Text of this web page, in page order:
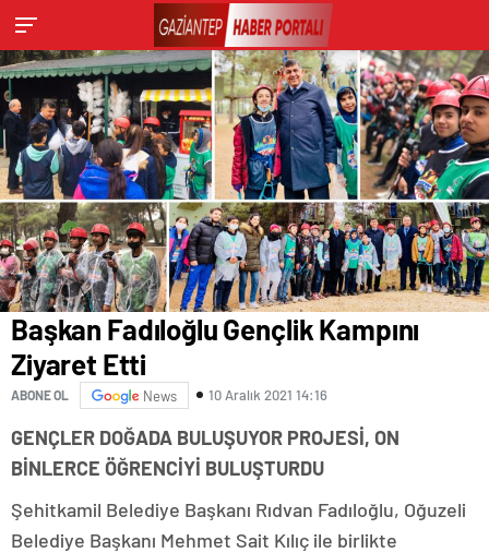
Başkan Fadıloğlu Gençlik Kampını
Ziyaret Etti
ABONE OL News 10 Aralık 2021 14:16
GENÇLER DOĞADA BULUŞUYOR PROJESİ, ON
BİNLERCE ÖĞRENCİYİ BULUŞTURDU
Şehitkamil Belediye Başkanı Rıdvan Fadıloğlu, Oğuzeli
Belediye Başkanı Mehmet Sait Kılıç ile birlikte